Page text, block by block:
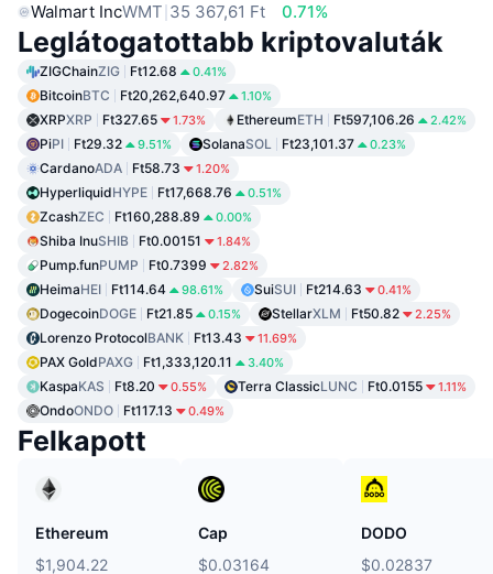
Walmart IncWMT 35 367,61 Ft 0.71%
Leglátogatottabb kriptovaluták
ZIGChainZIG Ft12.68 0.41%
BitcoinBTC Ft20,262,640.97 1.10%
XRPXRP Ft327.65 1.73% EthereumETH Ft597,106.26 2.42%
PiPI Ft29.32 9.51% SolanaSOL Ft23,101.37 0.23%
CardanoADA Ft58.73 1.20%
HyperliquidHYPE Ft17,668.76 0.51%
ZcashZEC Ft160,288.89 0.00%
Shiba InuSHIB Ft0.00151 1.84%
Pump.funPUMP Ft0.7399 2.82%
HeimaHEI Ft114.64 98.61% SuiSUI Ft214.63 0.41%
DogecoinDOGE Ft21.85 0.15% StellarXLM Ft50.82 2.25%
Lorenzo ProtocolBANK Ft13.43 11.69%
PAX GoldPAXG Ft1,333,120.11 3.40%
KaspaKAS Ft8.20 0.55% Terra ClassicLUNC Ft0.0155 1.11%
OndoONDO Ft117.13 0.49%
Felkapott
Ethereum
$1,904.22
Cap
$0.03164
DODO
$0.02837